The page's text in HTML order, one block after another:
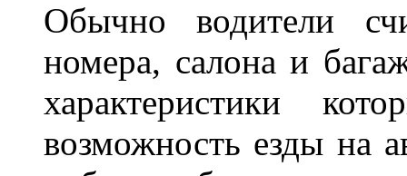
Обычно водители
номера, салона и
характеристики
возможность езды на